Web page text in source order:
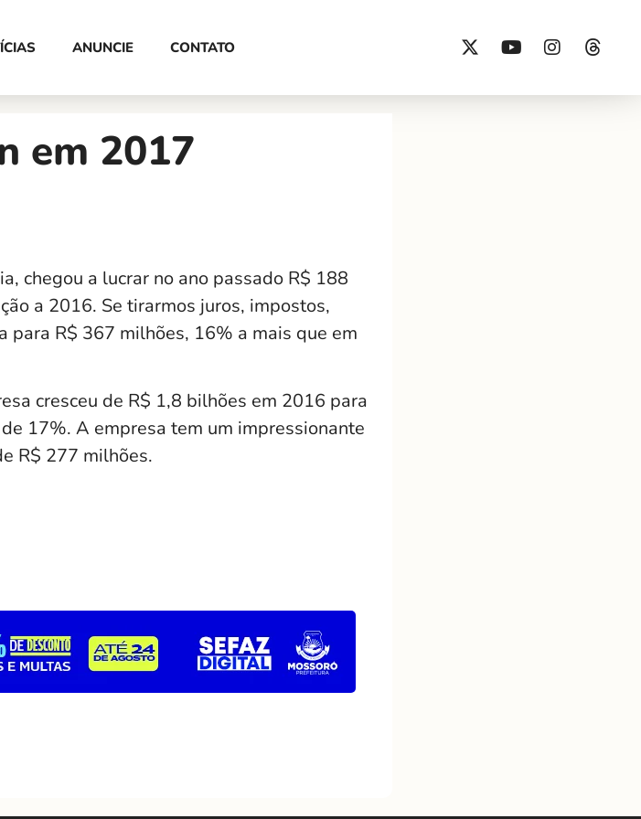
ANUNCIE CONTATO
em 2017
chegou a lucrar no ano passado R$ 188
a 2016. Se tirarmos juros, impostos,
para R$ 367 milhões, 16% a mais que em
cresceu de R$ 1,8 bilhões em 2016 para
17%. A empresa tem um impressionante
R$ 277 milhões.